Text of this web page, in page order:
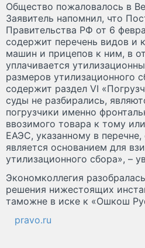
Общество пожаловалось в
Заявитель напомнил, что
Правительства РФ от 6
содержит перечень видов и
машин и прицепов к ним, в
уплачивается
размеров утилизационного
содержит раздел VI
суды не разбирались,
погрузчики именно
ввозимого товара к тому
ЕАЭС, указанному в
является основанием для
утилизационного сбора», –
Экономколлегия
решения нижестоящих
таможне в иске к «Ошкош
pravo.ru